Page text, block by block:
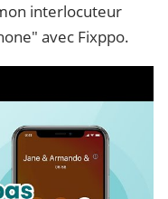
interlocuteur
avec Fixppo.